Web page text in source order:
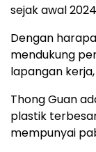
sejak awal
Dengan
mendukung
lapangan
Thong Guan
plastik
mempunyai